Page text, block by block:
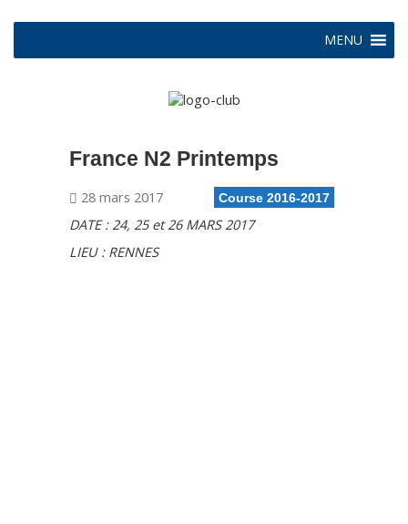
MENU
France N2 Printemps
28 mars 2017 Course 2016-2017
DATE : 24, 25 et 26 MARS 2017
LIEU : RENNES